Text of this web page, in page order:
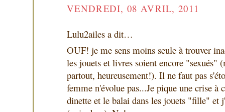
VENDREDI, 08 AVRIL, 2011
Lulu2ailes a dit…
OUF! je me sens moins seule à trouver
les jouets et livres soient encore "sexués"
partout, heureusement!). Il ne faut pas
femme n'évolue pas...Je pique une crise à
dinette et le balai dans les jouets "fille" et